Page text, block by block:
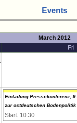
Events
March 2012
Fri
Einladung Pressekonferenz,
zur ostdeutschen Bodenpolitik
Start: 10:30